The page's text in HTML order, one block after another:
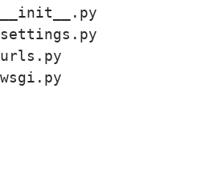
__init__.py
settings.py
urls.py
wsgi.py